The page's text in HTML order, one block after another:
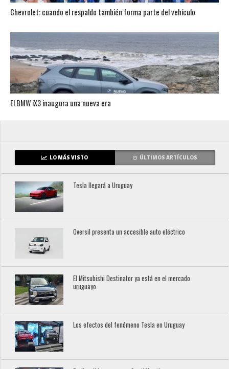
Chevrolet: cuando el respaldo también forma parte del vehículo
El BMW iX3 inaugura una nueva era
LO MÁS VISTO ÚLTIMOS ARTÍCULOS
Tesla llegará a Uruguay
Oversil presenta un accesible auto eléctrico
El Mitsubishi Destinator ya está en el mercado
uruguayo
Los efectos del fenómeno Tesla en Uruguay